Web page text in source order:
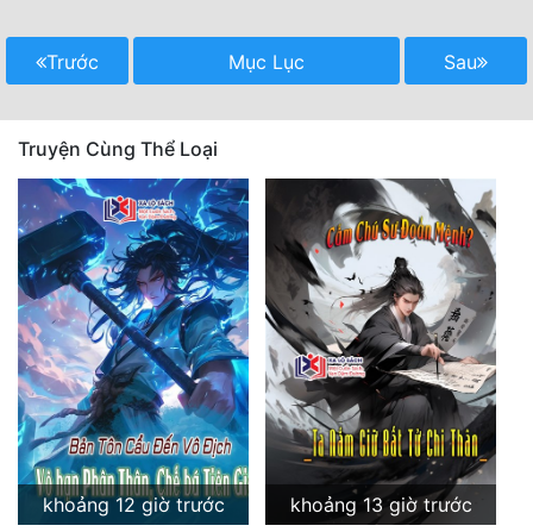
Trước Mục Lục Sau
Truyện Cùng Thể Loại
khoảng 12 giờ trước
khoảng 13 giờ trước